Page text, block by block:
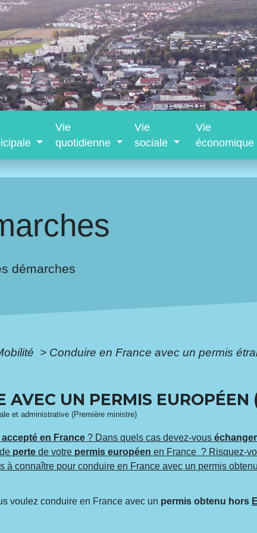
Vie
quotidienne
Vie
sociale
Vie
économique
démarches
> Conduire en France avec un permis
AVEC UN PERMIS EUROPÉEN
et administrative (Première ministre)
accepté en France ? Dans quels cas devez-vouséchanger
perte de votre permis européen en France ? Risquez-
à connaître pour conduire en France avec un permis
voulez conduire en France avec un permis obtenu hors